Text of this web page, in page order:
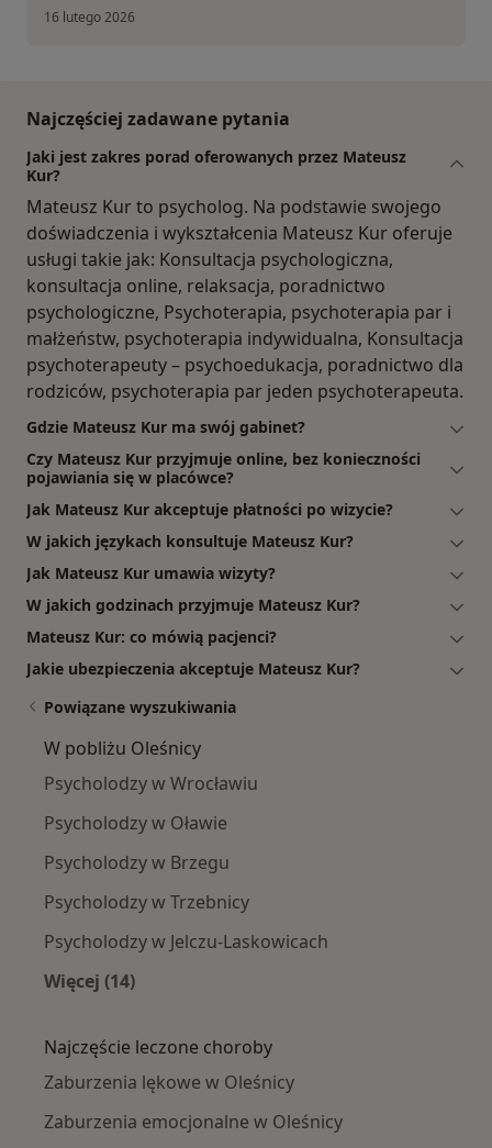
16 lutego 2026
Najczęściej zadawane pytania
Jaki jest zakres porad oferowanych przez Mateusz
Kur?
Mateusz Kur to psycholog. Na podstawie swojego
doświadczenia i wykształcenia Mateusz Kur oferuje
usługi takie jak: Konsultacja psychologiczna,
konsultacja online, relaksacja, poradnictwo
psychologiczne, Psychoterapia, psychoterapia par i
małżeństw, psychoterapia indywidualna, Konsultacja
psychoterapeuty – psychoedukacja, poradnictwo dla
rodziców, psychoterapia par jeden psychoterapeuta.
Gdzie Mateusz Kur ma swój gabinet?
Czy Mateusz Kur przyjmuje online, bez konieczności
pojawiania się w placówce?
Jak Mateusz Kur akceptuje płatności po wizycie?
W jakich językach konsultuje Mateusz Kur?
Jak Mateusz Kur umawia wizyty?
W jakich godzinach przyjmuje Mateusz Kur?
Mateusz Kur: co mówią pacjenci?
Jakie ubezpieczenia akceptuje Mateusz Kur?
Powiązane wyszukiwania
W pobliżu Oleśnicy
Psycholodzy w Wrocławiu
Psycholodzy w Oławie
Psycholodzy w Brzegu
Psycholodzy w Trzebnicy
Psycholodzy w Jelczu-Laskowicach
Więcej (14)
Najczęście leczone choroby
Zaburzenia lękowe w Oleśnicy
Zaburzenia emocjonalne w Oleśnicy